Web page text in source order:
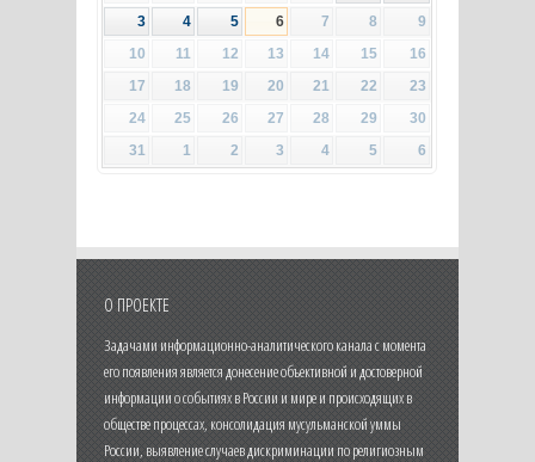
3
4 5 6 7 8
9
10
11 12 13 14 15
16
17
18 19 20 21 22
23
24
25 26 27 28 29
30
31
1 2 3 4 5 6
О ПРОЕКТЕ
Задачами информационно-аналитического канала с момента
его появления является донесение объективной и достоверной
информации о событиях в России и мире и происходящих в
обществе процессах, консолидация мусульманской уммы
России, выявление случаев дискриминации по религиозным